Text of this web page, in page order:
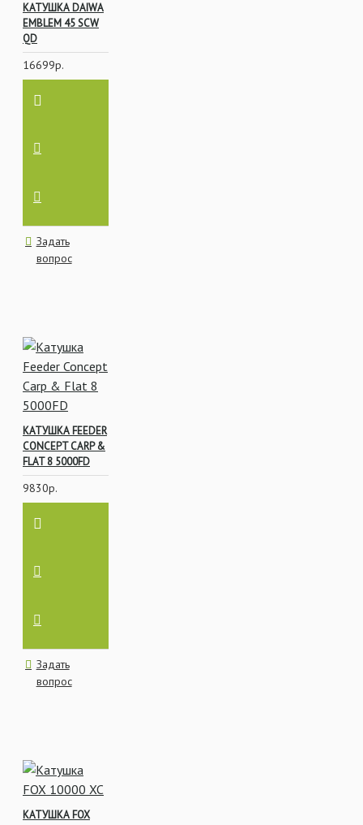
КАТУШКА DAIWA
EMBLEM 45 SCW
QD
16699р.
Задать
вопрос
КАТУШКА FEEDER
CONCEPT CARP &
FLAT 8 5000FD
9830р.
Задать
вопрос
КАТУШКА FOX